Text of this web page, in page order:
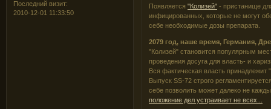
Последний визит:
2010-12-01 11:33:50
Появляется"Колизей" - пристанище
инфицированных, которые не могут
себе необходимые дозы препарата.
2079 год, наше время, Германия,
"Колизей" становится популярным
проведения досуга для власть- и
Вся фактическая власть принадлежит
Выпуск SS-72 строго
себе позволить может далеко не
положение дел устраивает не всех...